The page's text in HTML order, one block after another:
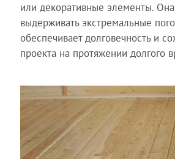
или декоративные элементы.
выдерживать экстремальные
обеспечивает долговечность и
проекта на протяжении долгого